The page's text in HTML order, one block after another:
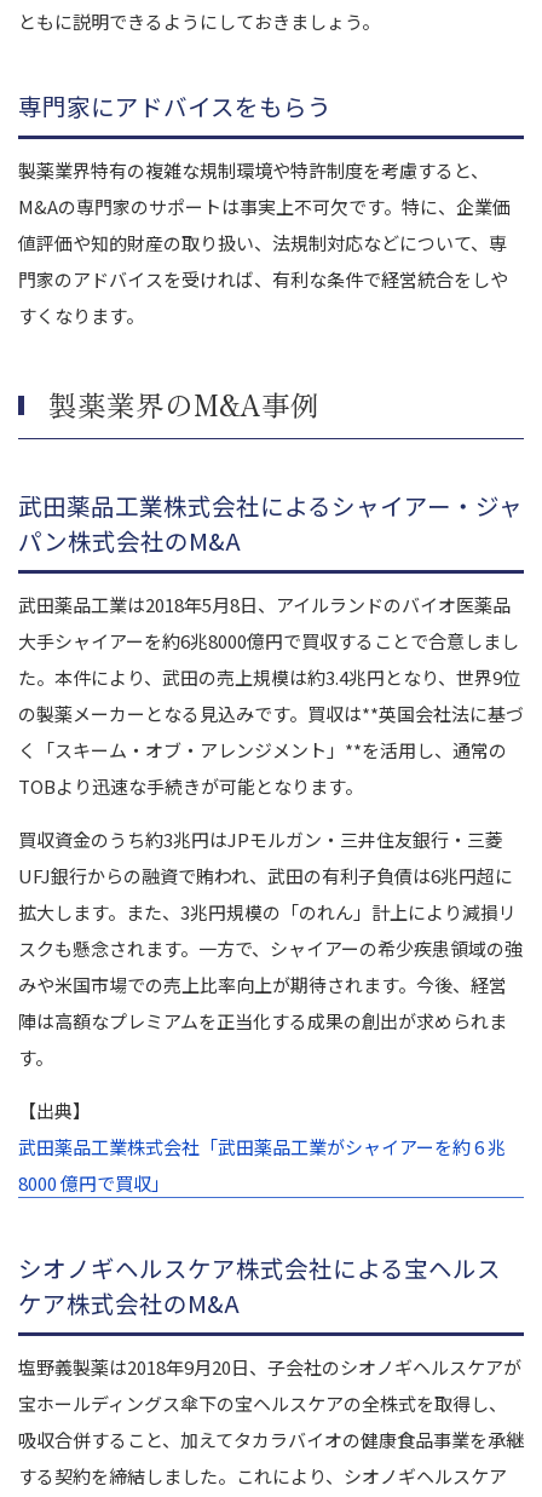
ともに説明できるようにしておきましょう。
専門家にアドバイスをもらう
製薬業界特有の複雑な規制環境や特許制度を考慮すると、
M&Aの専門家のサポートは事実上不可欠です。特に、企業価
値評価や知的財産の取り扱い、法規制対応などについて、専
門家のアドバイスを受ければ、有利な条件で経営統合をしや
すくなります。
製薬業界のM&A事例
武田薬品工業株式会社によるシャイアー・ジャ
パン株式会社のM&A
武田薬品工業は2018年5月8日、アイルランドのバイオ医薬品
大手シャイアーを約6兆8000億円で買収することで合意しまし
た。本件により、武田の売上規模は約3.4兆円となり、世界9位
の製薬メーカーとなる見込みです。買収は**英国会社法に基づ
く「スキーム・オブ・アレンジメント」**を活用し、通常の
TOBより迅速な手続きが可能となります。
買収資金のうち約3兆円はJPモルガン・三井住友銀行・三菱
UFJ銀行からの融資で賄われ、武田の有利子負債は6兆円超に
拡大します。また、3兆円規模の「のれん」計上により減損リ
スクも懸念されます。一方で、シャイアーの希少疾患領域の強
みや米国市場での売上比率向上が期待されます。今後、経営
陣は高額なプレミアムを正当化する成果の創出が求められま
す。
【出典】
武田薬品工業株式会社「武田薬品工業がシャイアーを約 6 兆
8000 億円で買収」
シオノギヘルスケア株式会社による宝ヘルス
ケア株式会社のM&A
塩野義製薬は2018年9月20日、子会社のシオノギヘルスケアが
宝ホールディングス傘下の宝ヘルスケアの全株式を取得し、
吸収合併すること、加えてタカラバイオの健康食品事業を承継
する契約を締結しました。これにより、シオノギヘルスケア